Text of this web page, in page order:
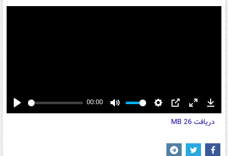
Play
00:00
Mute Settings
PIP Enter
fullscreen
دریافت26 MB